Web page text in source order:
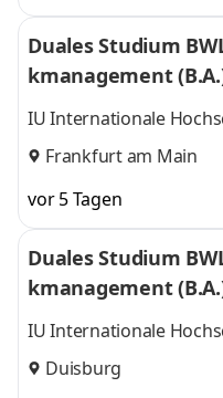
Duales Studium
kmanagement
l
IU Internationale
Frankfurt am Main
vor 5 Tagen
Duales Studium
kmanagement
l
IU Internationale
Duisburg